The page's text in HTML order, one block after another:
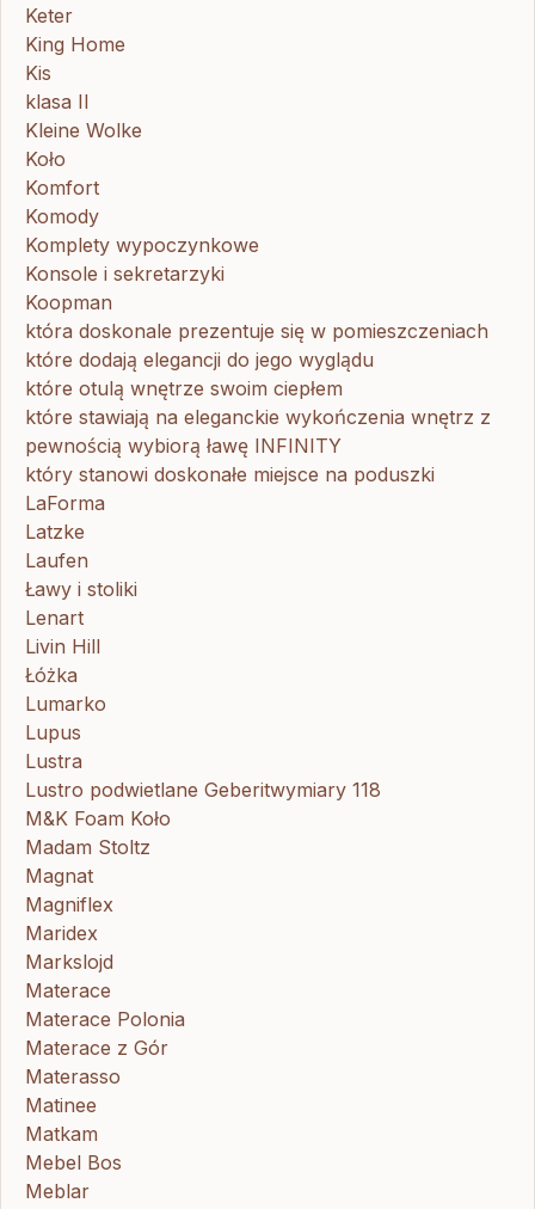
Keter
King Home
Kis
klasa II
Kleine Wolke
Koło
Komfort
Komody
Komplety wypoczynkowe
Konsole i sekretarzyki
Koopman
która doskonale prezentuje się w pomieszczeniach
które dodają elegancji do jego wyglądu
które otulą wnętrze swoim ciepłem
które stawiają na eleganckie wykończenia wnętrz z
pewnością wybiorą ławę INFINITY
który stanowi doskonałe miejsce na poduszki
LaForma
Latzke
Laufen
Ławy i stoliki
Lenart
Livin Hill
Łóżka
Lumarko
Lupus
Lustra
Lustro podwietlane Geberitwymiary 118
M&K Foam Koło
Madam Stoltz
Magnat
Magniflex
Maridex
Markslojd
Materace
Materace Polonia
Materace z Gór
Materasso
Matinee
Matkam
Mebel Bos
Meblar